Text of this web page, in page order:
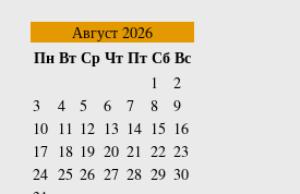
Август 2026
ПнВтСрЧтПтСбВс
1
2
3
4 5 6 7 8
9
10 11 12 13 14 15 16
17 18 19 20 21 22 23
24 25 26 27 28 29 30